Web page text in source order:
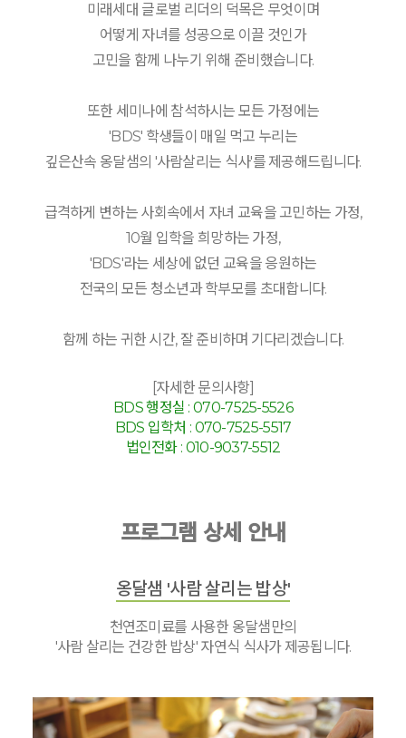
미래세대 글로벌 리더의 덕목은 무엇이며
어떻게 자녀를 성공으로 이끌 것인가
고민을 함께 나누기 위해 준비했습니다.
또한 세미나에 참석하시는 모든 가정에는
'BDS' 학생들이 매일 먹고 누리는
깊은산속 옹달샘의 '사람살리는 식사'를 제공해드립니다.
급격하게 변하는 사회속에서 자녀 교육을 고민하는 가정,
10월 입학을 희망하는 가정,
'BDS'라는 세상에 없던 교육을 응원하는
전국의 모든 청소년과 학부모를 초대합니다.
함께 하는 귀한 시간, 잘 준비하며 기다리겠습니다.
[자세한 문의사항]
BDS 행정실 : 070-7525-5526
BDS 입학처 : 070-7525-5517
법인전화 : 010-9037-5512
프로그램 상세 안내
옹달샘 '사람 살리는 밥상'
천연조미료를 사용한 옹달샘만의
'사람 살리는 건강한 밥상' 자연식 식사가 제공됩니다.